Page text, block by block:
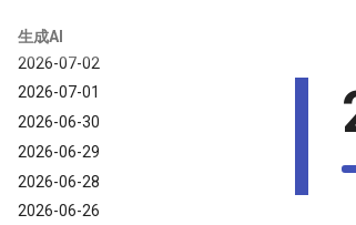
生成AI
2026-07-03
2026-07-02
2026-07-01
2026-06-30
2026-06-29
2026-06-28
2026-06-26